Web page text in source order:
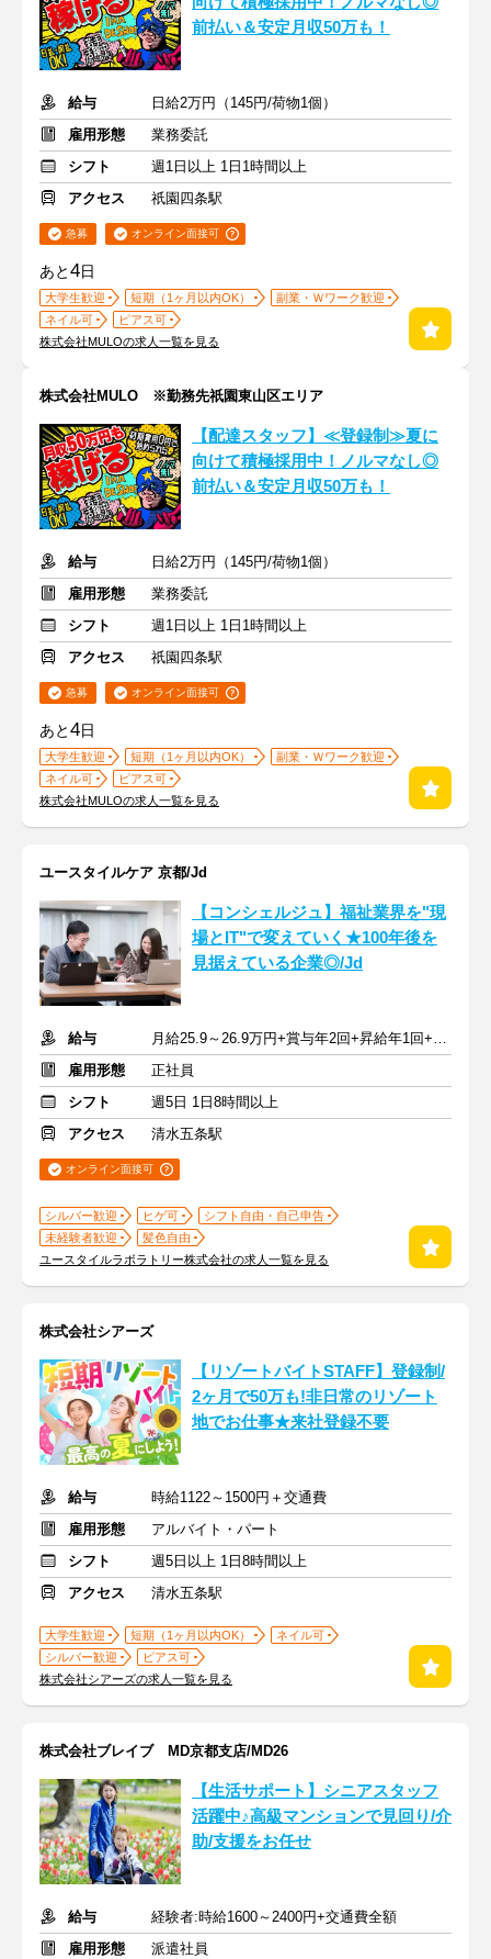
前払い＆安定月収50万も！
給与
日給2万円（145円/荷物1個）
雇用形態
業務委託
シフト
週1日以上 1日1時間以上
アクセス
祇園四条駅
急募 オンライン面接可
あと4日
大学生歓迎 短期（1ヶ月以内OK）
副業・Ｗワーク歓迎
ネイル可
ピアス可
株式会社MULOの求人一覧を見る
株式会社MULO ※勤務先祇園東山区エリア
【配達スタッフ】≪登録制≫夏に
向けて積極採用中！ノルマなし◎
前払い＆安定月収50万も！
給与
日給2万円（145円/荷物1個）
雇用形態
業務委託
シフト
週1日以上 1日1時間以上
アクセス
祇園四条駅
急募 オンライン面接可
あと4日
大学生歓迎 短期（1ヶ月以内OK）
副業・Ｗワーク歓迎
ネイル可
ピアス可
株式会社MULOの求人一覧を見る
ユースタイルケア 京都/Jd
【コンシェルジュ】福祉業界を"現
場とIT"で変えていく★100年後を
見据えている企業◎/Jd
給与
月給25.9～26.9万円+賞与年2回+昇給年1回+交通費全額
雇用形態
正社員
シフト
週5日 1日8時間以上
アクセス
清水五条駅
オンライン面接可
シルバー歓迎 ヒゲ可
シフト自由・自己申告
未経験者歓迎
髪色自由
ユースタイルラボラトリー株式会社の求人一覧を見る
株式会社シアーズ
【リゾートバイトSTAFF】登録制/
2ヶ月で50万も!非日常のリゾート
地でお仕事★来社登録不要
給与
時給1122～1500円＋交通費
雇用形態
アルバイト・パート
シフト
週5日以上 1日8時間以上
アクセス
清水五条駅
大学生歓迎 短期（1ヶ月以内OK）
ネイル可
シルバー歓迎
ピアス可
株式会社シアーズの求人一覧を見る
株式会社ブレイブ MD京都支店/MD26
【生活サポート】シニアスタッフ
活躍中♪高級マンションで見回り/介
助/支援をお任せ
給与
経験者:時給1600～2400円+交通費全額
雇用形態
派遣社員